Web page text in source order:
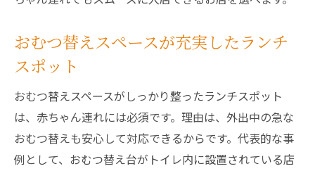
おむつ替えスペースが充実したランチ
スポット
おむつ替えスペースがしっかり整ったランチスポット
は、赤ちゃん連れには必須です。理由は、外出中の急な
おむつ替えも安心して対応できるからです。代表的な事
例として、おむつ替え台がトイレ内に設置されている店